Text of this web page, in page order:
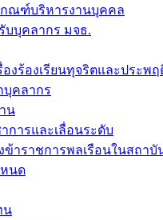
กณฑ์บริหารงานบุคคล
บบุคลากร มจธ.
งร้องเรียนทุจริตและประพ
บุคลากร
น
การและเลื่อนระดับ
ข้าราชการพลเรือนในสถา
นด
น